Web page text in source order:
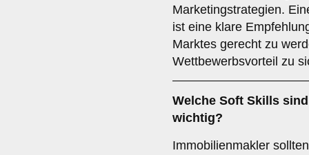
Marketingstrategien.
ist eine klare
Marktes gerecht zu
Wettbewerbsvorteil zu
Welche Soft Skills
wichtig?
Immobilienmakler